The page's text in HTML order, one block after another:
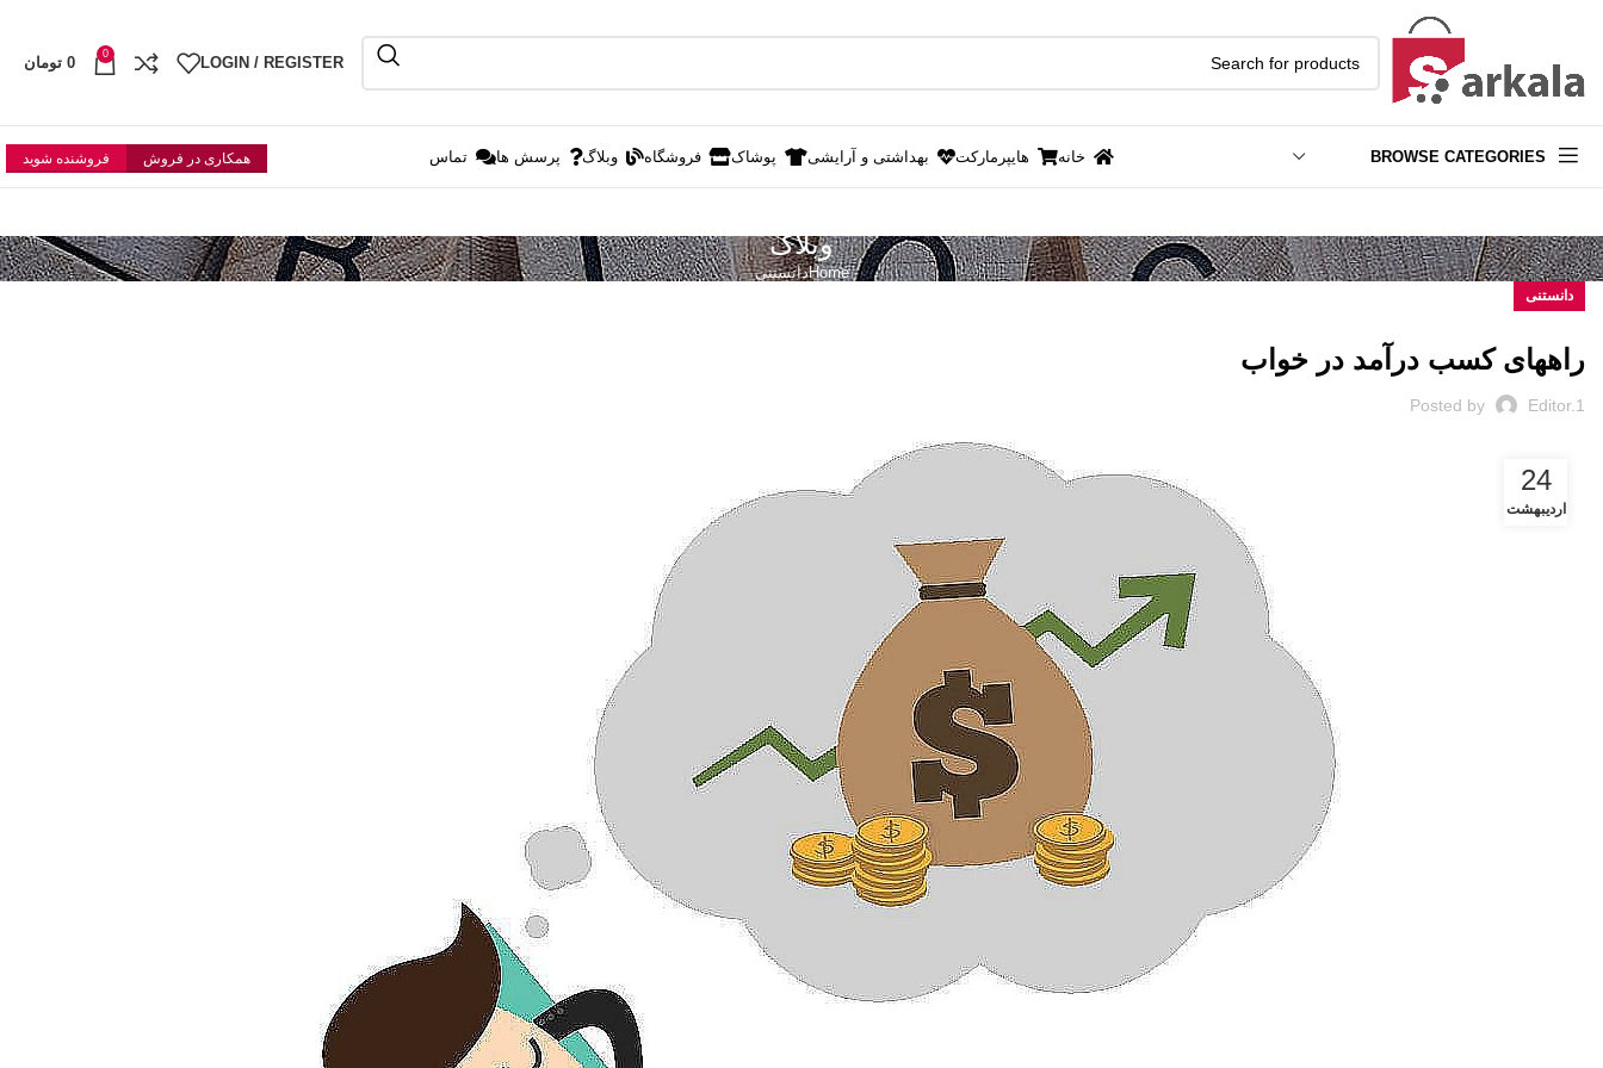
LOGIN / REGISTER
0
0 تومان
BROWSE CATEGORIES خانه هایپرمارکت بهداشتی و آرایشی پوشاک فروشگاه وبلاگ پرسش ها تماس همکاری در فروش فروشنده شوید
وبلاگ
Homeدانستنی
دانستنی
راههای کسب درآمد در خواب
Posted by Editor.1
24
اردیبهشت